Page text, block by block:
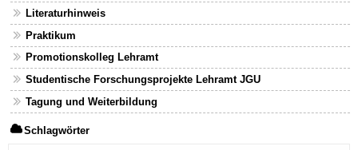
Literaturhinweis
Praktikum
Promotionskolleg Lehramt
Studentische Forschungsprojekte Lehramt JGU
Tagung und Weiterbildung
Schlagwörter